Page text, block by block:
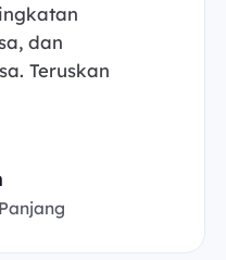
dan
Teruskan